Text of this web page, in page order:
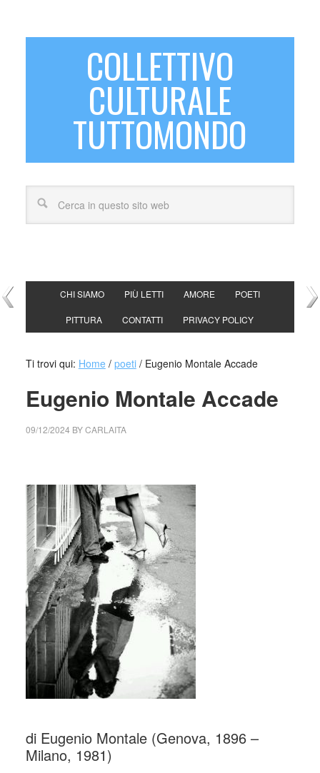
COLLETTIVO
CULTURALE
TUTTOMONDO
CHI SIAMO PIÙ LETTI AMORE POETI
PITTURA CONTATTI PRIVACY POLICY
Ti trovi qui: Home / poeti /Eugenio Montale Accade
Eugenio Montale Accade
09/12/2024 BYCARLAITA
di Eugenio Montale (Genova, 1896 –
Milano, 1981)